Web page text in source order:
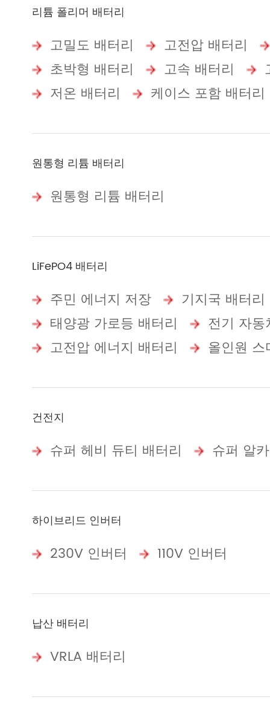
리튬 폴리머 배터리
고밀도 배터리
고전압 배터리
초박형 배터리
고속 배터리
저온 배터리
케이스 포함 배터리
원통형 리튬 배터리
원통형 리튬 배터리
LiFePO4 배터리
주민 에너지 저장
기지국 배터리
태양광 가로등 배터리
전기 자
고전압 에너지 배터리
올인원 스
건전지
슈퍼 헤비 듀티 배터리 슈퍼 알
하이브리드 인버터
230V 인버터 110V 인버터
납산 배터리
VRLA 배터리